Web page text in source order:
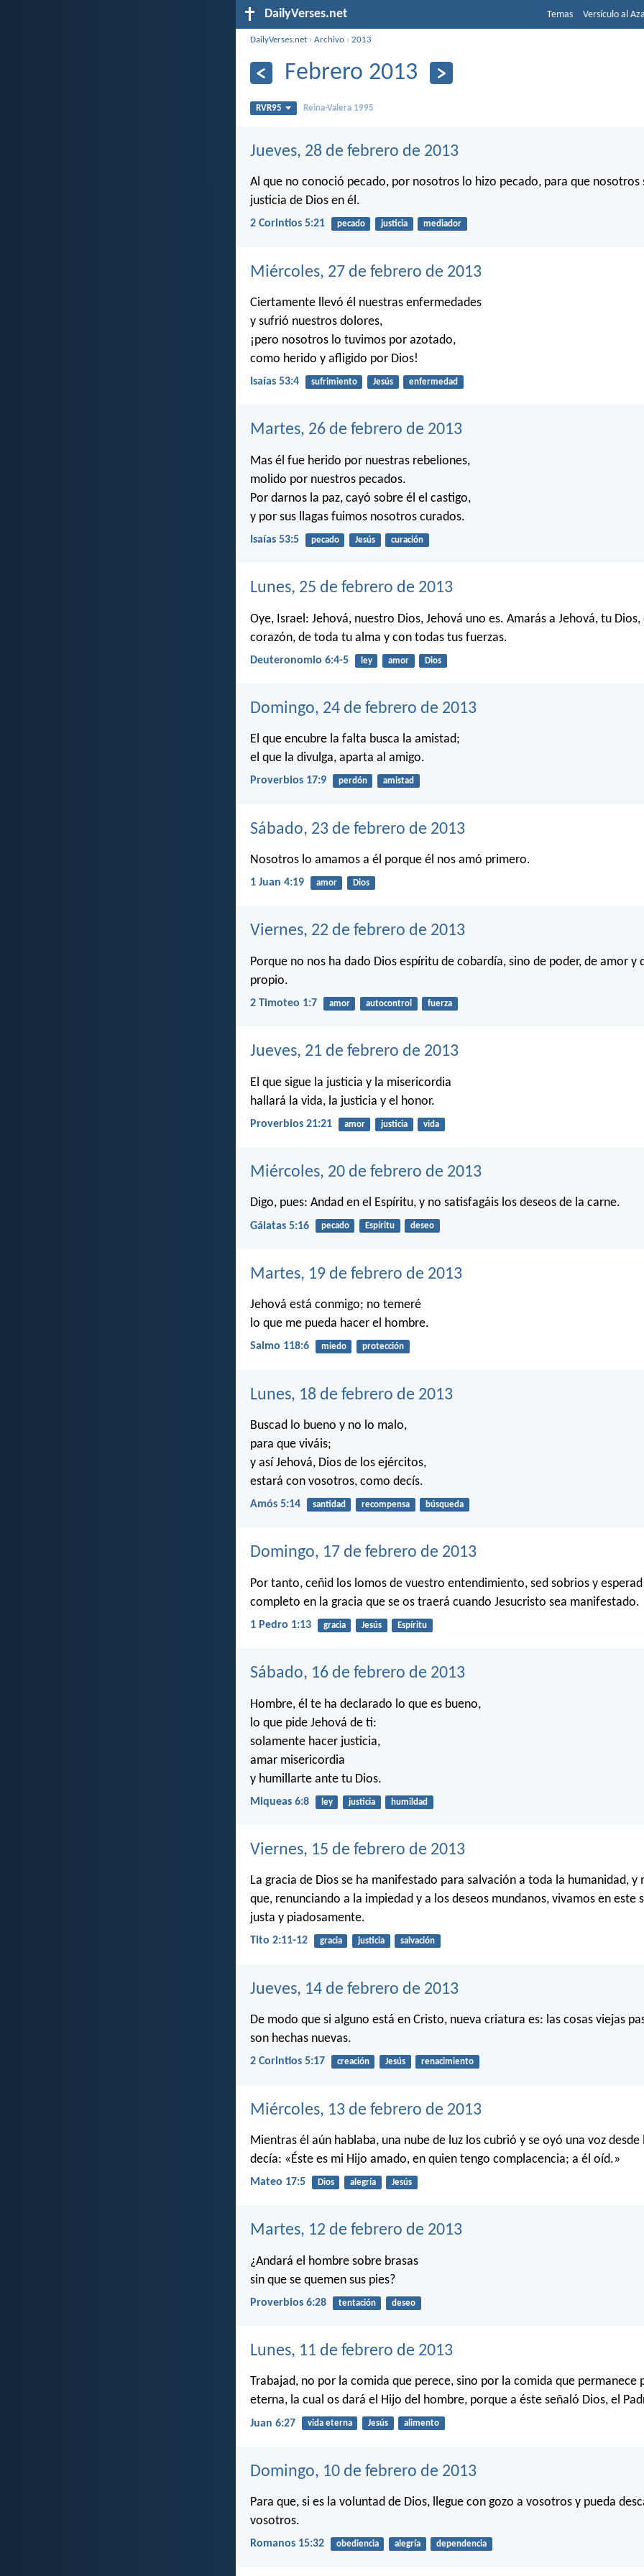
DailyVerses.net Temas Versículo al
DailyVerses.net ›Archivo ›2013
Febrero 2013
RVR95 Reina-Valera 1995
Jueves, 28 de febrero de 2013
Al que no conoció pecado, por nosotros lo hizo pecado, para que nosotros
justicia de Dios en él.
2 Corintios 5:21 pecado justicia mediador
Miércoles, 27 de febrero de 2013
Ciertamente llevó él nuestras enfermedades
y sufrió nuestros dolores,
¡pero nosotros lo tuvimos por azotado,
como herido y afligido por Dios!
Isaías 53:4 sufrimiento Jesús enfermedad
Martes, 26 de febrero de 2013
Mas él fue herido por nuestras rebeliones,
molido por nuestros pecados.
Por darnos la paz, cayó sobre él el castigo,
y por sus llagas fuimos nosotros curados.
Isaías 53:5 pecado Jesús curación
Lunes, 25 de febrero de 2013
Oye, Israel: Jehová, nuestro Dios, Jehová uno es. Amarás a Jehová, tu
corazón, de toda tu alma y con todas tus fuerzas.
Deuteronomio 6:4-5 ley amor Dios
Domingo, 24 de febrero de 2013
El que encubre la falta busca la amistad;
el que la divulga, aparta al amigo.
Proverbios 17:9 perdón amistad
Sábado, 23 de febrero de 2013
Nosotros lo amamos a él porque él nos amó primero.
1 Juan 4:19 amor Dios
Viernes, 22 de febrero de 2013
Porque no nos ha dado Dios espíritu de cobardía, sino de poder, de amor y
propio.
2 Timoteo 1:7 amor autocontrol fuerza
Jueves, 21 de febrero de 2013
El que sigue la justicia y la misericordia
hallará la vida, la justicia y el honor.
Proverbios 21:21 amor justicia vida
Miércoles, 20 de febrero de 2013
Digo, pues: Andad en el Espíritu, y no satisfagáis los deseos de la carne.
Gálatas 5:16 pecado Espíritu deseo
Martes, 19 de febrero de 2013
Jehová está conmigo; no temeré
lo que me pueda hacer el hombre.
Salmo 118:6 miedo protección
Lunes, 18 de febrero de 2013
Buscad lo bueno y no lo malo,
para que viváis;
y así Jehová, Dios de los ejércitos,
estará con vosotros, como decís.
Amós 5:14 santidad recompensa búsqueda
Domingo, 17 de febrero de 2013
Por tanto, ceñid los lomos de vuestro entendimiento, sed sobrios y
completo en la gracia que se os traerá cuando Jesucristo sea manifestado.
1 Pedro 1:13 gracia Jesús Espíritu
Sábado, 16 de febrero de 2013
Hombre, él te ha declarado lo que es bueno,
lo que pide Jehová de ti:
solamente hacer justicia,
amar misericordia
y humillarte ante tu Dios.
Miqueas 6:8 ley justicia humildad
Viernes, 15 de febrero de 2013
La gracia de Dios se ha manifestado para salvación a toda la humanidad, y
que, renunciando a la impiedad y a los deseos mundanos, vivamos en este
justa y piadosamente.
Tito 2:11-12 gracia justicia salvación
Jueves, 14 de febrero de 2013
De modo que si alguno está en Cristo, nueva criatura es: las cosas viejas
son hechas nuevas.
2 Corintios 5:17 creación Jesús renacimiento
Miércoles, 13 de febrero de 2013
Mientras él aún hablaba, una nube de luz los cubrió y se oyó una voz desde
decía: «Éste es mi Hijo amado, en quien tengo complacencia; a él oíd.»
Mateo 17:5 Dios alegría Jesús
Martes, 12 de febrero de 2013
¿Andará el hombre sobre brasas
sin que se quemen sus pies?
Proverbios 6:28 tentación deseo
Lunes, 11 de febrero de 2013
Trabajad, no por la comida que perece, sino por la comida que permanece
eterna, la cual os dará el Hijo del hombre, porque a éste señaló Dios, el
Juan 6:27 vida eterna Jesús alimento
Domingo, 10 de febrero de 2013
Para que, si es la voluntad de Dios, llegue con gozo a vosotros y pueda
vosotros.
Romanos 15:32 obediencia alegría dependencia